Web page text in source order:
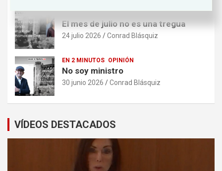
El mes de julio no es una tregua
24 julio 2026 Conrad Blásquiz
EN 2 MINUTOS OPINIÓN
No soy ministro
30 junio 2026 Conrad Blásquiz
VÍDEOS DESTACADOS